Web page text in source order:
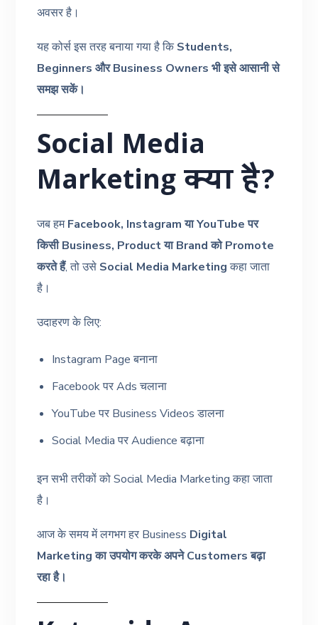
अवसर है।
यह कोर्स इस तरह बनाया गया है कि Students,
Beginners और Business Owners भी इसे आसानी से
समझ सकें।
Social Media
Marketing क्या है?
जब हमFacebook, Instagram या YouTube पर
किसी Business, Product या Brand को Promote
करते हैं, तो उसे Social Media Marketingकहा जाता
है।
उदाहरण के लिए:
Instagram Page बनाना
Facebook पर Ads चलाना
YouTube पर Business Videos डालना
Social Media पर Audience बढ़ाना
इन सभी तरीकों को Social Media Marketing कहा जाता
है।
आज के समय में लगभग हर Business Digital
Marketing का उपयोग करके अपने Customers बढ़ा
रहा है।